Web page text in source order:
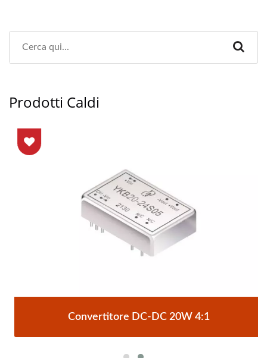
Prodotti Caldi
Convertitore DC-DC 20W 4:1